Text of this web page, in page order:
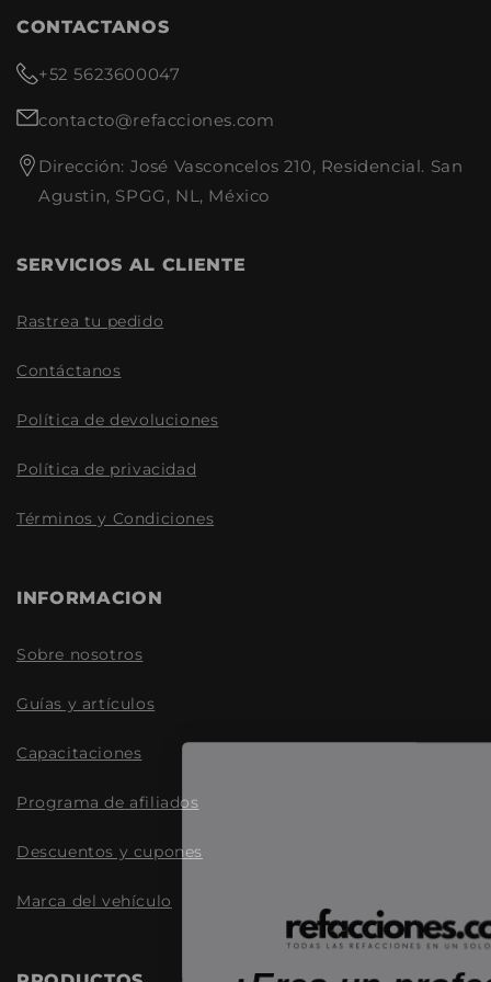
Refacciones:
durabilidad.
para diferentes modelos y
Atención al cliente
especializada para resolver
todo el país.
CONTACTANOS
+52 5623600047
contacto@refacciones.com
Dirección: José Vasconcelos 210, Residencial. San
Agustin, SPGG, NL, México
SERVICIOS AL CLIENTE
Rastrea tu pedido
Contáctanos
Política de devoluciones
Política de privacidad
Términos y Condiciones
INFORMACION
Sobre nosotros
Guías y artículos
Capacitaciones
Programa de afiliados
Descuentos y cupones
Marca del vehículo
¿Eres un